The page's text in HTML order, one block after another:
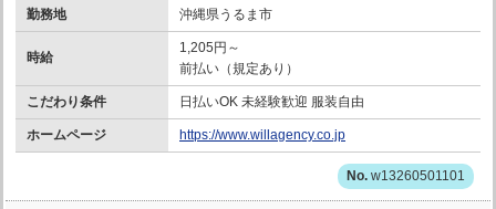
勤務地 沖縄県うるま市
時給
1,205円～
前払い（規定あり）
こだわり条件 日払いOK 未経験歓迎 服装自由
ホームページ https://www.willagency.co.jp
w13260501101